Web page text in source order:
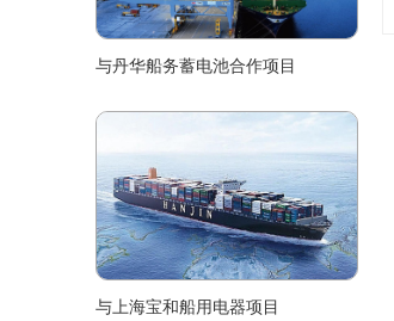
与丹华船务蓄电池合作项目
与上海宝和船用电器项目